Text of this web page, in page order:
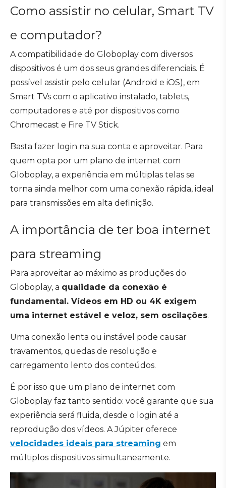
Como assistir no celular, Smart TV
e computador?
A compatibilidade do Globoplay com diversos
dispositivos é um dos seus grandes diferenciais. É
possível assistir pelo celular (Android e iOS), em
Smart TVs com o aplicativo instalado, tablets,
computadores e até por dispositivos como
Chromecast e Fire TV Stick.
Basta fazer login na sua conta e aproveitar. Para
quem opta por um plano de internet com
Globoplay, a experiência em múltiplas telas se
torna ainda melhor com uma conexão rápida, ideal
para transmissões em alta definição.
A importância de ter boa internet
para streaming
Para aproveitar ao máximo as produções do
Globoplay, a qualidade da conexão é
fundamental. Vídeos em HD ou 4K exigem
uma internet estável e veloz, sem oscilações.
Uma conexão lenta ou instável pode causar
travamentos, quedas de resolução e
carregamento lento dos conteúdos.
É por isso que um plano de internet com
Globoplay faz tanto sentido: você garante que sua
experiência será fluida, desde o login até a
reprodução dos vídeos. A Júpiter oferece
velocidades ideais para streaming em
múltiplos dispositivos simultaneamente.